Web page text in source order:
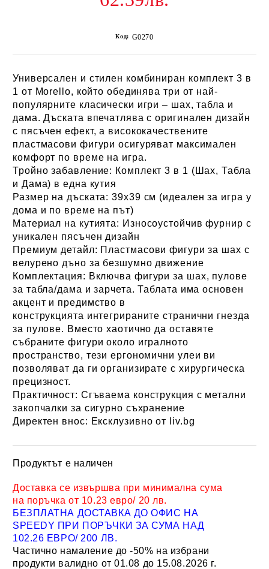
Код: G0270
Универсален и стилен комбиниран комплект 3 в
1 от Morello, който обединява три от най-
популярните класически игри – шах, табла и
дама. Дъската впечатлява с оригинален дизайн
с пясъчен ефект, а висококачествените
пластмасови фигури осигуряват максимален
комфорт по време на игра.
Тройно забавление: Комплект 3 в 1 (Шах, Табла
и Дама) в една кутия
Размер на дъската: 39х39 см (идеален за игра у
дома и по време на път)
Материал на кутията: Износоустойчив фурнир с
уникален пясъчен дизайн
Премиум детайл: Пластмасови фигури за шах с
велурено дъно за безшумно движение
Комплектация: Включва фигури за шах, пулове
за табла/дама и зарчета. Таблата има основен
акцент и предимство в
конструкцията интегрираните странични гнезда
за пулове. Вместо хаотично да оставяте
събраните фигури около игралното
пространство, тези ергономични улеи ви
позволяват да ги организирате с хирургическа
прецизност.
Практичност: Сгъваема конструкция с метални
закопчалки за сигурно съхранение
Директен внос: Ексклузивно от liv.bg
Продуктът е наличен
Доставка се извършва при минимална сума
на поръчка от 10.23 евро/ 20 лв.
БЕЗПЛАТНА ДОСТАВКА ДО ОФИС НА
SPEEDY ПРИ ПОРЪЧКИ ЗА СУМА НАД
102.26 ЕВРО/ 200 ЛВ.
Частично намаление до -50% на избрани
продукти валидно от 01.08 до 15.08.2026 г.